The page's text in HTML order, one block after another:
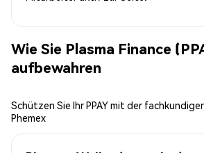
Wie Sie Plasma Finance
aufbewahren
Schützen Sie Ihr PPAY mit der
Phemex